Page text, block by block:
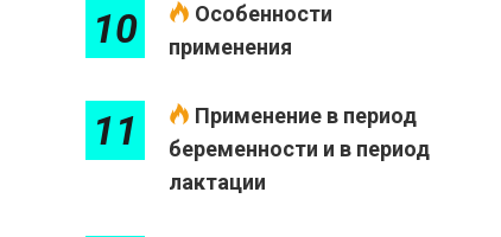
10
Особенности
применения
11
Применение в период
беременности и в период
лактации